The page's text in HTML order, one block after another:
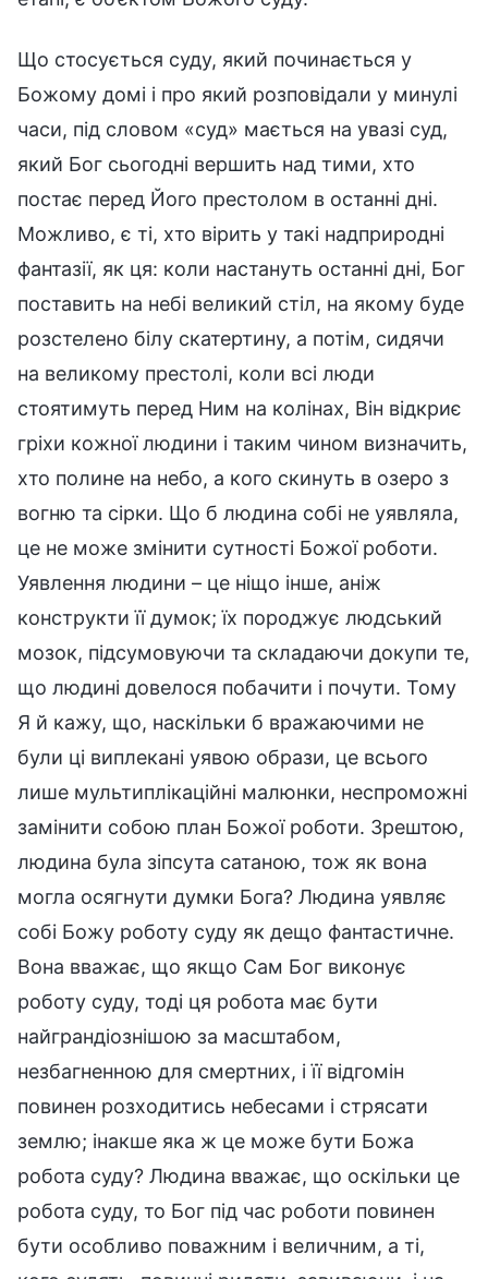
Що стосується суду, який починається у
Божому домі і про який розповідали у минулі
часи, під словом «суд» мається на увазі суд,
який Бог сьогодні вершить над тими, хто
постає перед Його престолом в останні дні.
Можливо, є ті, хто вірить у такі надприродні
фантазії, як ця: коли настануть останні дні, Бог
поставить на небі великий стіл, на якому буде
розстелено білу скатертину, а потім, сидячи
на великому престолі, коли всі люди
стоятимуть перед Ним на колінах, Він відкриє
гріхи кожної людини і таким чином визначить,
хто полине на небо, а кого скинуть в озеро з
вогню та сірки. Що б людина собі не уявляла,
це не може змінити сутності Божої роботи.
Уявлення людини – це ніщо інше, аніж
конструкти її думок; їх породжує людський
мозок, підсумовуючи та складаючи докупи те,
що людині довелося побачити і почути. Тому
Я й кажу, що, наскільки б вражаючими не
були ці виплекані уявою образи, це всього
лише мультиплікаційні малюнки, неспроможні
замінити собою план Божої роботи. Зрештою,
людина була зіпсута сатаною, тож як вона
могла осягнути думки Бога? Людина уявляє
собі Божу роботу суду як дещо фантастичне.
Вона вважає, що якщо Сам Бог виконує
роботу суду, тоді ця робота має бути
найграндіознішою за масштабом,
незбагненною для смертних, і її відгомін
повинен розходитись небесами і стрясати
землю; інакше яка ж це може бути Божа
робота суду? Людина вважає, що оскільки це
робота суду, то Бог під час роботи повинен
бути особливо поважним і величним, а ті,